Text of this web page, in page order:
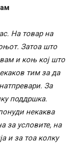
На товар на
Затоа што
и коњ кој што
тим за да
За
поддршка.
некаква
за условите, на
и за тоа колку